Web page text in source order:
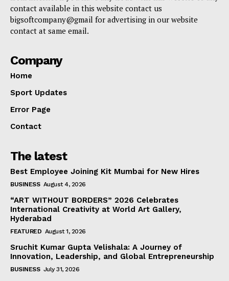
contact available in this website contact us
bigsoftcompany@gmail for advertising in our website
contact at same email.
Company
Home
Sport Updates
Error Page
Contact
The latest
Best Employee Joining Kit Mumbai for New Hires
BUSINESS August 4, 2026
“ART WITHOUT BORDERS” 2026 Celebrates
International Creativity at World Art Gallery,
Hyderabad
FEATURED August 1, 2026
Sruchit Kumar Gupta Velishala: A Journey of
Innovation, Leadership, and Global Entrepreneurship
BUSINESS July 31, 2026